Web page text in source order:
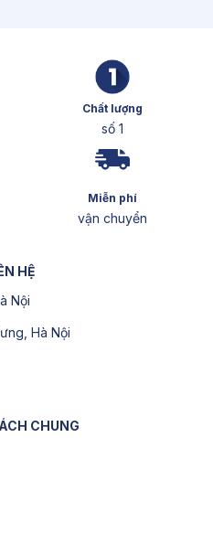
Chất lượng
số 1
Miễn phí
vận chuyển
HỆ
Nội
Hà Nội
CHUNG